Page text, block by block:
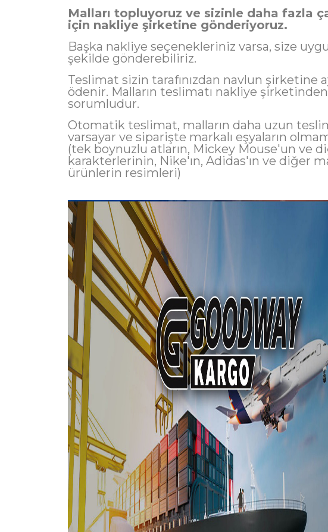
Malları topluyoruz ve sizinle daha fazla
için nakliye şirketine gönderiyoruz.
Başka nakliye seçenekleriniz varsa, size
şekilde gönderebiliriz.
Teslimat sizin tarafınızdan navlun şirketine
ödenir. Malların teslimatı nakliye şirketinden
sorumludur.
Otomatik teslimat, malların daha uzun
varsayar ve siparişte markalı eşyaların
(tek boynuzlu atların, Mickey Mouse'un ve
karakterlerinin, Nike'ın, Adidas'ın ve diğer
ürünlerin resimleri)